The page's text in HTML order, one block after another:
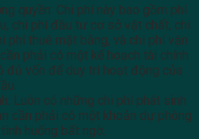
quyền: Chi phí này bao gồm phí
chi phí đầu tư cơ sở vật chất, chi
phí thuê mặt bằng, và chi phí vận
phải có một kế hoạch tài chính
đủ vốn để duy trì hoạt động của
Luôn có những chi phí phát sinh
cần phải có một khoản dự phòng
huống bất ngờ.